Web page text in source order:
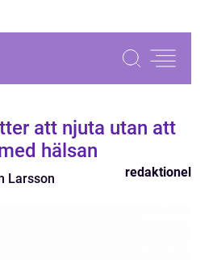
att njuta utan att
hälsan
Larsson redaktionel